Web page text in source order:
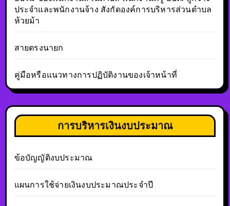
ประจำและพนักงานจ้าง สังกัดองค์การบริหารส่วนตำบล
ห้วยม้า
สายตรงนายก
คู่มือหรือแนวทางการปฏิบัติงานของเจ้าหน้าที่
การบริหารเงินงบประมาณ
ข้อบัญญัติงบประมาณ
แผนการใช้จ่ายเงินงบประมาณประจำปี